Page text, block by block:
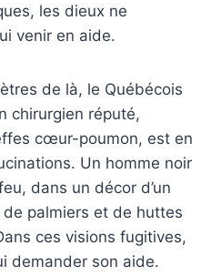
les dieux ne
venir en aide.
de là, le Québécois
chirurgien réputé,
cœur-poumon, est en
Un homme noir
dans un décor d’un
palmiers et de huttes
ces visions fugitives,
demander son aide.